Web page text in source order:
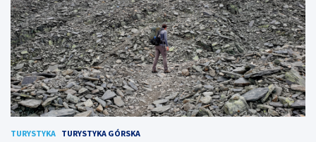
TURYSTYKA TURYSTYKA GÓRSKA